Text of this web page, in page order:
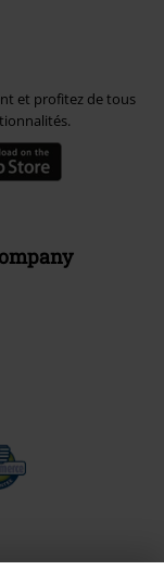
et profitez de tous